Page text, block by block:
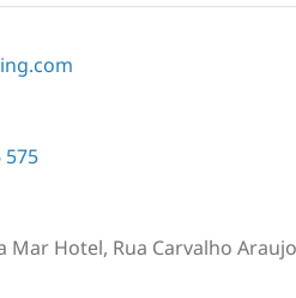
575
Mar Hotel, Rua Carvalho